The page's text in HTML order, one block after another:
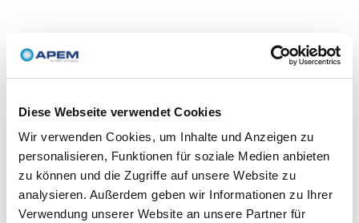
Diese Webseite verwendet Cookies
Wir verwenden Cookies, um Inhalte und Anzeigen zu
personalisieren, Funktionen für soziale Medien anbieten
zu können und die Zugriffe auf unsere Website zu
analysieren. Außerdem geben wir Informationen zu Ihrer
Verwendung unserer Website an unsere Partner für